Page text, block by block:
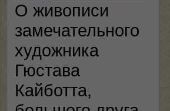
О живописи
замечательного
художника
Гюстава
Кайботта,